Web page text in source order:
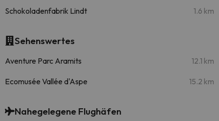
Schokoladenfabrik Lindt 1.6 km
Sehenswertes
Aventure Parc Aramits 12.1 km
Ecomusée Vallée d'Aspe 15.2 km
Nahegelegene Flughäfen